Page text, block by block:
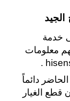
خدمة
معلومات
دائماً
قطع الغيار